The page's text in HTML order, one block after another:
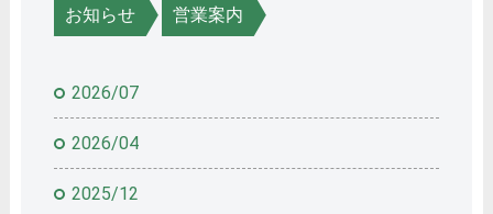
お知らせ 営業案内
2026/07
2026/04
2025/12